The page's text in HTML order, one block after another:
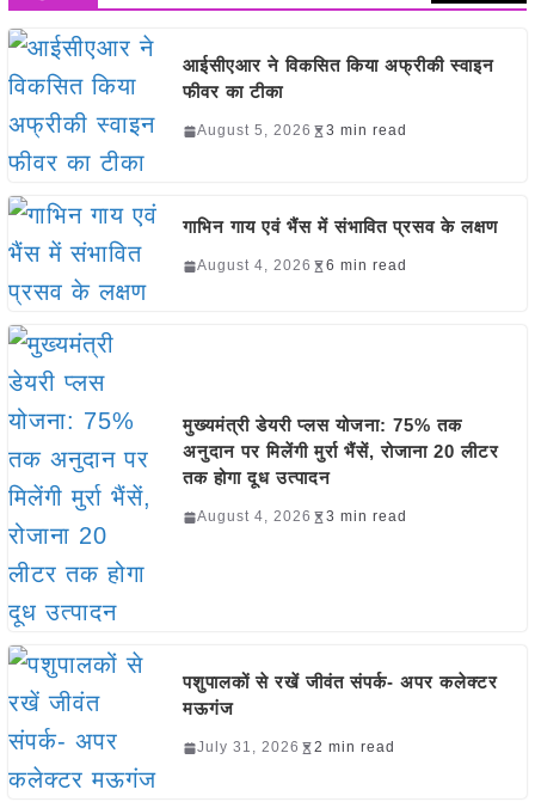
आईसीएआर ने विकसित किया अफ्रीकी स्वाइन
फीवर का टीका
August 5, 2026 3 min read
गाभिन गाय एवं भैंस में संभावित प्रसव के लक्षण
August 4, 2026 6 min read
मुख्यमंत्री डेयरी प्लस योजना: 75% तक
अनुदान पर मिलेंगी मुर्रा भैंसें, रोजाना 20 लीटर
तक होगा दूध उत्पादन
August 4, 2026 3 min read
पशुपालकों से रखें जीवंत संपर्क- अपर कलेक्टर
मऊगंज
July 31, 2026 2 min read